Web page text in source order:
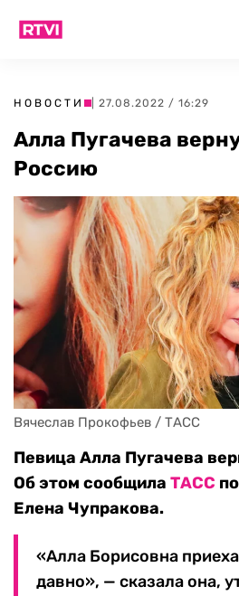
НОВОСТИ | 27.08.2022 / 16:29
Алла Пугачева
Россию
Вячеслав Прокофьев / ТАСС
Певица Алла Пугачева
Об этом сообщила ТАСС
Елена Чупракова.
«Алла Борисовна
давно», — сказала она,